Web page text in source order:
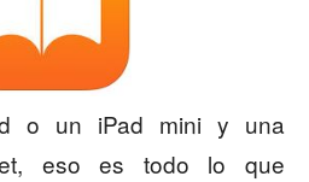
o un iPad mini y una
eso es todo lo que